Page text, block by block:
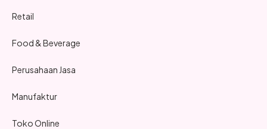
Retail
Food & Beverage
Perusahaan Jasa
Manufaktur
Toko Online